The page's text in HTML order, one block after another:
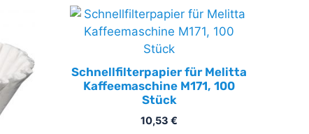
Schnellfilterpapier für Melitta
Kaffeemaschine M171, 100
Stück
10,53 €